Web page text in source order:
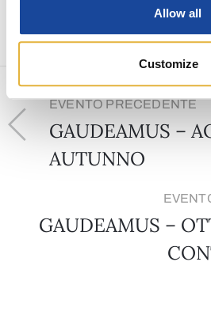
Allow all
Customize
EVENTO PRECEDENTE
GAUDEAMUS –
AUTUNNO
GAUDEAMUS –